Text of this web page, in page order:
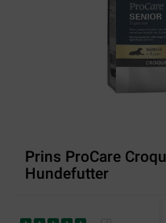
Prins ProCare
Hundefutter